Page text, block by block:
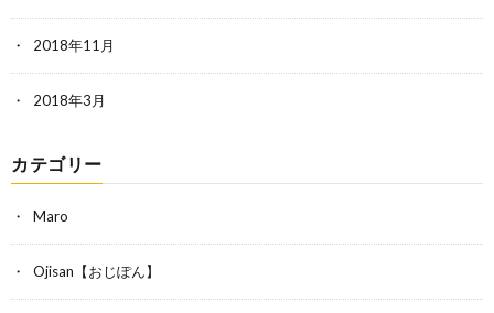
2018年11月
2018年3月
カテゴリー
Maro
Ojisan【おじぽん】